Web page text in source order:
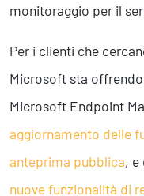
monitoraggio per il
Per i clienti che
Microsoft sta
Microsoft Endpoint
aggiornamento delle
anteprima pubblica, e
nuove funzionalità di